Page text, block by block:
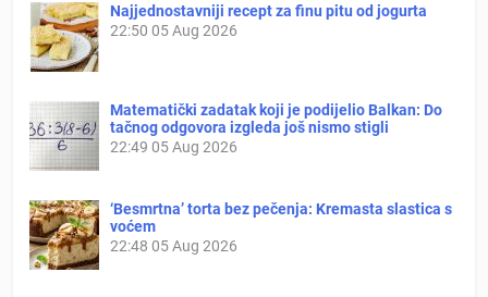
Najjednostavniji recept za finu pitu od jogurta
22:50 05 Aug 2026
Matematički zadatak koji je podijelio Balkan: Do
tačnog odgovora izgleda još nismo stigli
22:49 05 Aug 2026
‘Besmrtna’ torta bez pečenja: Kremasta slastica s
voćem
22:48 05 Aug 2026